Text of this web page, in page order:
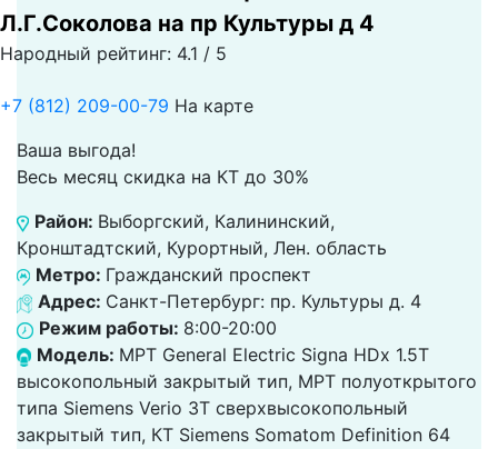
Л.Г.Соколова на пр Культуры д 4
Народный рейтинг: 4.1 / 5
+7 (812) 209-00-79 На карте
Ваша выгода!
Весь месяц скидка на КТ до 30%
Район: Выборгский, Калининский,
Кронштадтский, Курортный, Лен. область
Метро: Гражданский проспект
Адрес: Санкт-Петербург: пр. Культуры д. 4
Режим работы: 8:00-20:00
Модель: МРТ General Electric Signa HDx 1.5T
высокопольный закрытый тип, МРТ полуоткрытого
типа Siemens Verio 3Т сверхвысокопольный
закрытый тип, КТ Siemens Somatom Definition 64